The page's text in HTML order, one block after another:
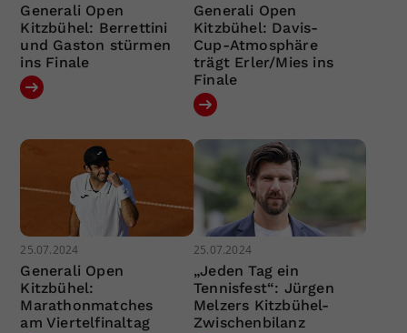
Generali Open
Kitzbühel: Berrettini
und Gaston stürmen
ins Finale
Generali Open
Kitzbühel: Davis-
Cup-Atmosphäre
trägt Erler/Mies ins
Finale
25.07.2024
Generali Open
Kitzbühel:
Marathonmatches
am Viertelfinaltag
25.07.2024
„Jeden Tag ein
Tennisfest“: Jürgen
Melzers Kitzbühel-
Zwischenbilanz